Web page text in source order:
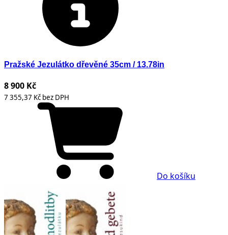
Pražské Jezulátko dřevěné 35cm / 13.78in
8 900 Kč
7 355,37 Kč bez DPH
Do košíku